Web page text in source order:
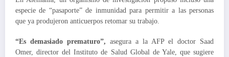
especie de “pasaporte” de inmunidad para permitir a las personas
que ya produjeron anticuerpos retomar su trabajo.
“Es demasiado prematuro”, asegura a la AFP el doctor Saad
Omer, director del Instituto de Salud Global de Yale, que sugiere